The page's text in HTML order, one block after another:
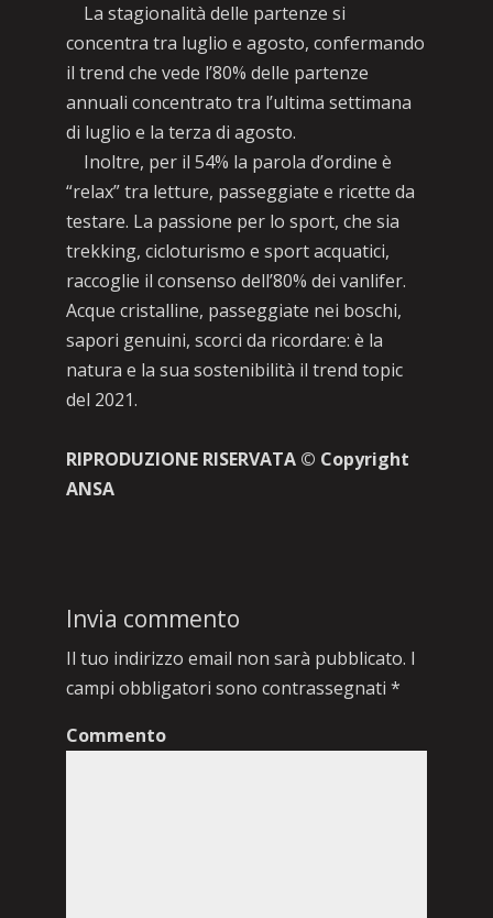
La stagionalità delle partenze si
concentra tra luglio e agosto, confermando
il trend che vede l’80% delle partenze
annuali concentrato tra l’ultima settimana
di luglio e la terza di agosto.
Inoltre, per il 54% la parola d’ordine è
“relax” tra letture, passeggiate e ricette da
testare. La passione per lo sport, che sia
trekking, cicloturismo e sport acquatici,
raccoglie il consenso dell’80% dei vanlifer.
Acque cristalline, passeggiate nei boschi,
sapori genuini, scorci da ricordare: è la
natura e la sua sostenibilità il trend topic
del 2021.
RIPRODUZIONE RISERVATA © Copyright
ANSA
Invia commento
Il tuo indirizzo email non sarà pubblicato. I
campi obbligatori sono contrassegnati *
Commento